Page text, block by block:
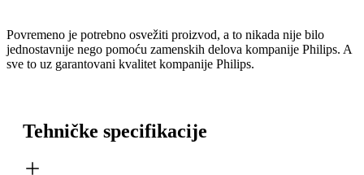
Povremeno je potrebno osvežiti proizvod, a to nikada nije bilo
jednostavnije nego pomoću zamenskih delova kompanije Philips. A
sve to uz garantovani kvalitet kompanije Philips.
Tehničke specifikacije